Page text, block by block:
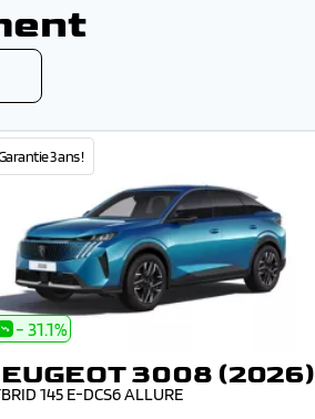
3 ans !
- 31.1%
3008 (2026)
145 E-DCS6 ALLURE